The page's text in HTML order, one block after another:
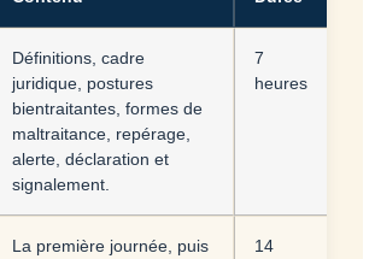
Définitions, cadre
juridique, postures
bientraitantes, formes de
maltraitance, repérage,
alerte, déclaration et
signalement.
7
heures
La première journée, puis
14